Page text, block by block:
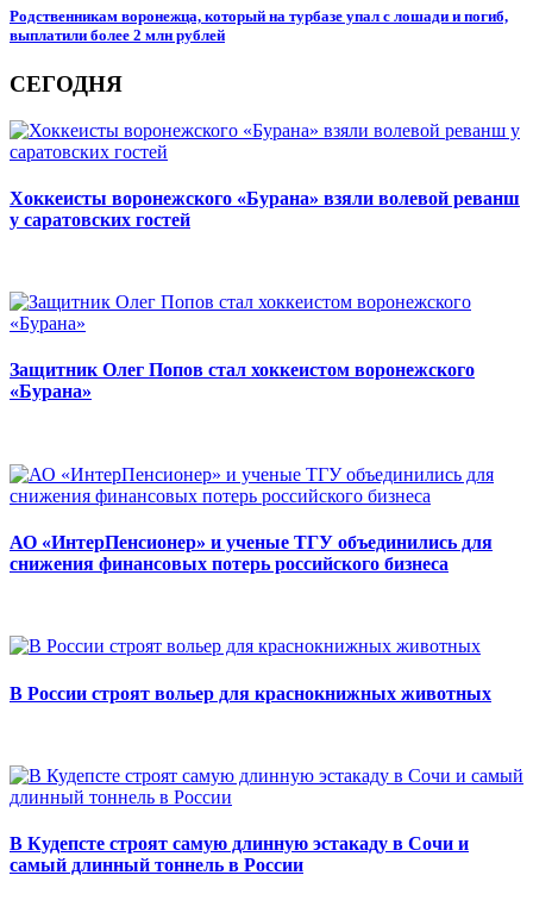
Родственникам воронежца, который на турбазе упал с лошади и погиб,
выплатили более 2 млн рублей
СЕГОДНЯ
Хоккеисты воронежского «Бурана» взяли волевой реванш
у саратовских гостей
Защитник Олег Попов стал хоккеистом воронежского
«Бурана»
АО «ИнтерПенсионер» и ученые ТГУ объединились для
снижения финансовых потерь российского бизнеса
В России строят вольер для краснокнижных животных
В Кудепсте строят самую длинную эстакаду в Сочи и
самый длинный тоннель в России